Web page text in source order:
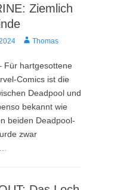
Ziemlich
AutorThomas
Für hartgesottene
Comics ist die
Deadpool und
bekannt wie
beiden Deadpool-
zwar